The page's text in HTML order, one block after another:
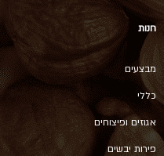
חנות
מבצעים
כללי
אגוזים ופיצוחים
פירות יבשים